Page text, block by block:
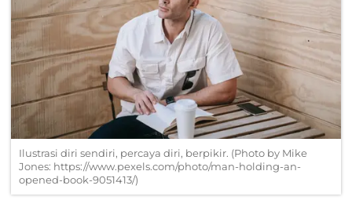
Ilustrasi diri sendiri, percaya diri, berpikir. (Photo by Mike
Jones: https://www.pexels.com/photo/man-holding-an-
opened-book-9051413/)